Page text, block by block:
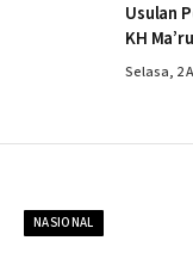
Usulan
KH
Selasa, 2
NASIONAL